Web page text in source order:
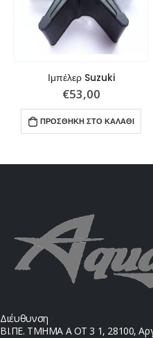
Ιμπέλερ Suzuki
€53,00
ΠΡΟΣΘΉΚΗ ΣΤΟ ΚΑΛΆΘΙ
Διέυθυνση
ΒΙ.ΠΕ. ΤΜΗΜΑ Α ΟΤ 3 1, 28100,